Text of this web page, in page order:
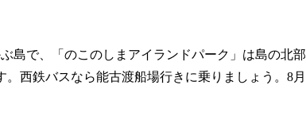
島で、「のこのしまアイランドパーク」は島の北部
西鉄バスなら能古渡船場行きに乗りましょう。8月